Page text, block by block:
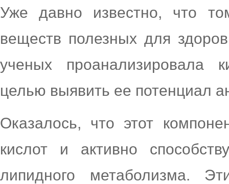
Уже давно известно, что
веществ полезных для
ученых проанализировала
целью выявить ее потенциал
Оказалось, что этот
кислот и активно
липидного метаболизма.